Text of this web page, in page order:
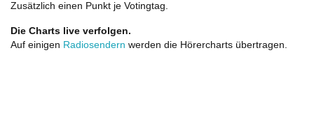
Zusätzlich einen Punkt je Votingtag.
Die Charts live verfolgen.
Auf einigen Radiosendern werden die Hörercharts übertragen.